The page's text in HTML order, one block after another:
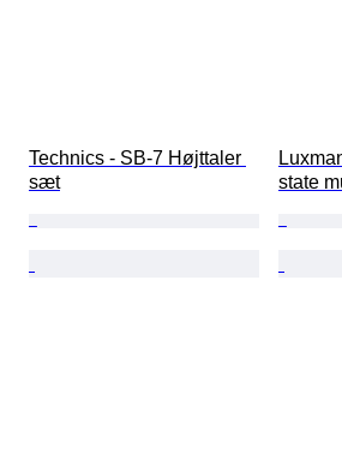
Technics - SB-7 Højttaler
sæt
state